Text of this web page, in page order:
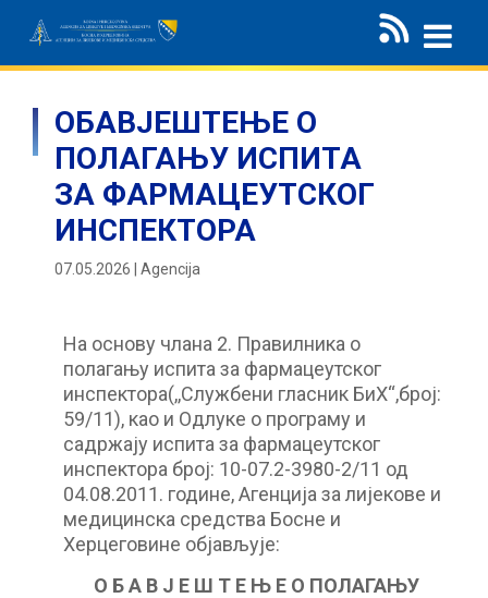
ОБАВЈЕШТЕЊЕ О
ПОЛАГАЊУ ИСПИТА
ЗА ФАРМАЦЕУТСКОГ
ИНСПЕКТОРА
07.05.2026 | Agencija
На основу члана 2. Правилника о
полагању испита за фармацеутског
инспектора(,,Службени гласник БиХ“,број:
59/11), као и Одлуке о програму и
садржају испита за фармацеутског
инспектора број: 10-07.2-3980-2/11 од
04.08.2011. године, Агенција за лијекове и
медицинска средства Босне и
Херцеговине објављује:
О Б А В Ј Е Ш Т Е Њ Е О ПОЛАГАЊУ